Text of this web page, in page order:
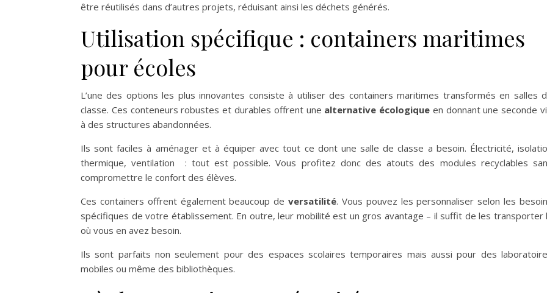
être réutilisés dans d’autres projets, réduisant ainsi les déchets générés.
Utilisation spécifique : containers maritimes
pour écoles
L’une des options les plus innovantes consiste à utiliser des containers maritimes transformés en salles
classe. Ces conteneurs robustes et durables offrent une alternative écologique en donnant une seconde
à des structures abandonnées.
Ils sont faciles à aménager et à équiper avec tout ce dont une salle de classe a besoin. Électricité,
thermique, ventilation : tout est possible. Vous profitez donc des atouts des modules recyclables
compromettre le confort des élèves.
Ces containers offrent également beaucoup deversatilité. Vous pouvez les personnaliser selon les
spécifiques de votre établissement. En outre, leur mobilité est un gros avantage – il suffit de les transporter
où vous en avez besoin.
Ils sont parfaits non seulement pour des espaces scolaires temporaires mais aussi pour des
mobiles ou même des bibliothèques.